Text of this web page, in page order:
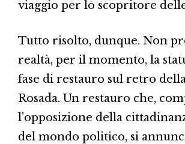
viaggio per lo scopritore
Tutto risolto, dunque. Non
realtà, per il momento, la
fase di restauro sul retro
Rosada. Un restauro che,
l’opposizione della
del mondo politico, si